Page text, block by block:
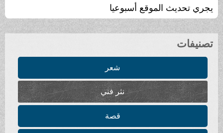
يجري تحديث الموقع أسبوعيا
تصنيفات
شعر
نثر فني
قصة